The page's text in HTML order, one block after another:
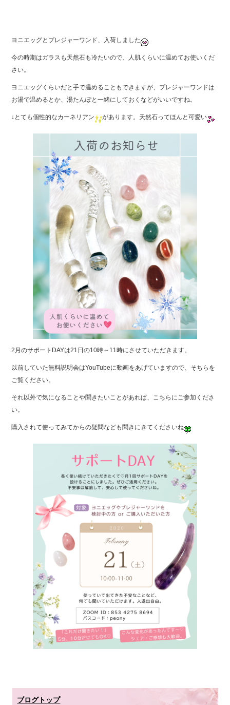
a
c
e
b
o
o
k
wi
tt
er
n
e
ヨニエッグとプレジャーワンド、入荷しました
今の時期はガラスも天然石も冷たいので、人肌くらいに温めてお使いくだ
さい。
ヨニエッグくらいだと手で温めることもできますが、プレジャーワンドは
お湯で温めるとか、湯たんぽと一緒にしておくなどがいいですね。
↓とても個性的なカーネリアン があります。天然石ってほんと可愛い
2月のサポートDAYは21日の10時～11時にさせていただきます。
以前していた無料説明会はYouTubeに動画をあげていますので、そちらを
ご覧ください。
それ以外で気になることや聞きたいことがあれば、こちらにご参加くださ
い。
購入されて使ってみてからの疑問なども聞きにきてくださいね
ブログトップ